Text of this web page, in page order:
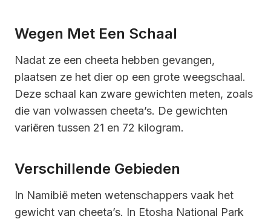
Wegen Met Een Schaal
Nadat ze een cheeta hebben gevangen,
plaatsen ze het dier op een grote weegschaal.
Deze schaal kan zware gewichten meten, zoals
die van volwassen cheeta’s. De gewichten
variëren tussen 21 en 72 kilogram.
Verschillende Gebieden
In Namibië meten wetenschappers vaak het
gewicht van cheeta’s. In Etosha National Park